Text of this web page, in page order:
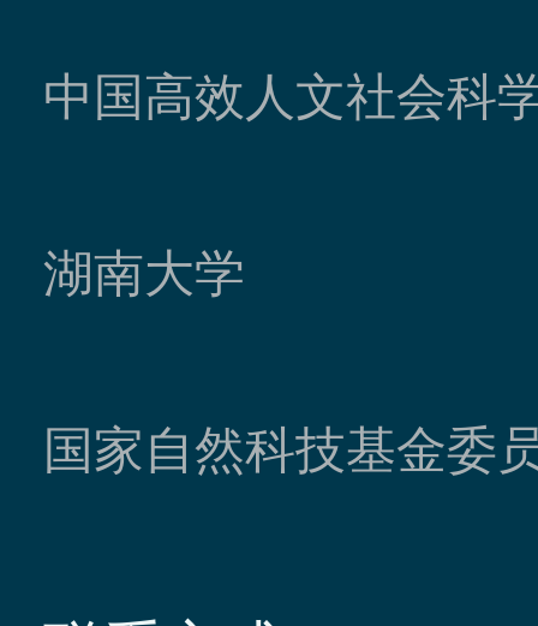
中国高效人文社会科
湖南大学
国家自然科技基金委